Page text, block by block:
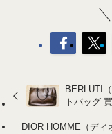
BERLUTI
トバッグ
DIOR HOMME（ディ